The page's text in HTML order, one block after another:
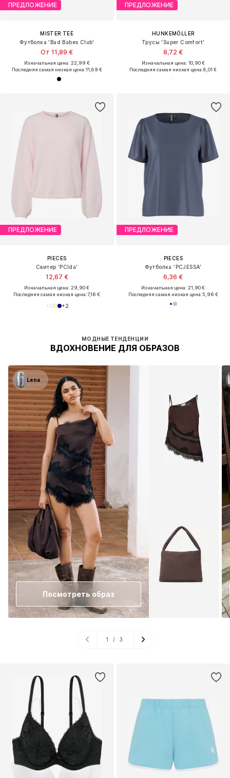
ПРЕДЛОЖЕНИЕ
MISTER TEE
Футболка 'Bad Babes Club'
От 11,89 €
Изначальная цена: 22,99 €
Последняя самая низкая цена:11,89 €
ПРЕДЛОЖЕНИЕ
HUNKEMÖLLER
Трусы 'Super Comfort'
8,72 €
Изначальная цена: 10,90 €
Последняя самая низкая цена:8,01 €
ПРЕДЛОЖЕНИЕ
PIECES
Свитер 'PCIda'
12,67 €
Изначальная цена: 29,90 €
Последняя самая низкая цена:7,16 €
+2
МОДНЫЕ ТЕНДЕНЦИИ
ВДОХНОВЕНИЕ ДЛЯ ОБРАЗОВ
Lena
Посмотреть образ
1 / 3
ПРЕДЛОЖЕНИЕ
PIECES
Футболка 'PCJESSA'
6,36 €
Изначальная цена: 21,90 €
Последняя самая низкая цена:5,96 €